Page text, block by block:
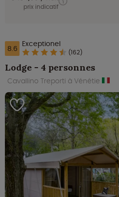
prix indicatif
8.6 Exceptionel
(162)
Lodge - 4 personnes
Cavallino Treporti à Vénétie